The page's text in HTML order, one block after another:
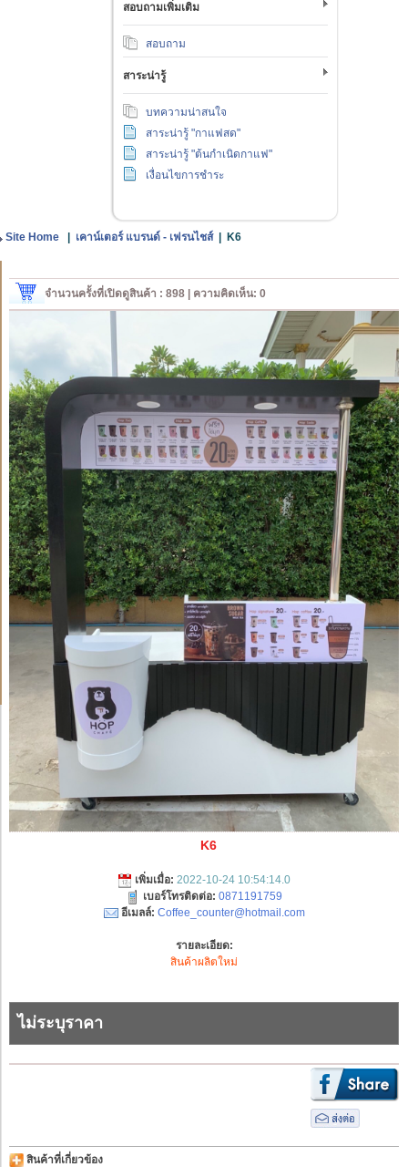
สอบถามเพิ่มเติม
สอบถาม
สาระน่ารู้
บทความน่าสนใจ
สาระน่ารู้ "กาแฟสด"
สาระน่ารู้ "ต้นกำเนิดกาแฟ"
เงื่อนไขการชำระ
Site Home เคาน์เตอร์ แบรนด์ - เฟรนไชส์| K6
จำนวนครั้งที่เปิดดูสินค้า : 898 | ความคิดเห็น: 0
K6
เพิ่มเมื่อ: 2022-10-24 10:54:14.0
เบอร์โทรติดต่อ: 0871191759
อีเมลล์: Coffee_counter@hotmail.com
รายละเอียด:
สินค้าผลิตใหม่
ไม่ระบุราคา
สินค้าที่เกี่ยวข้อง